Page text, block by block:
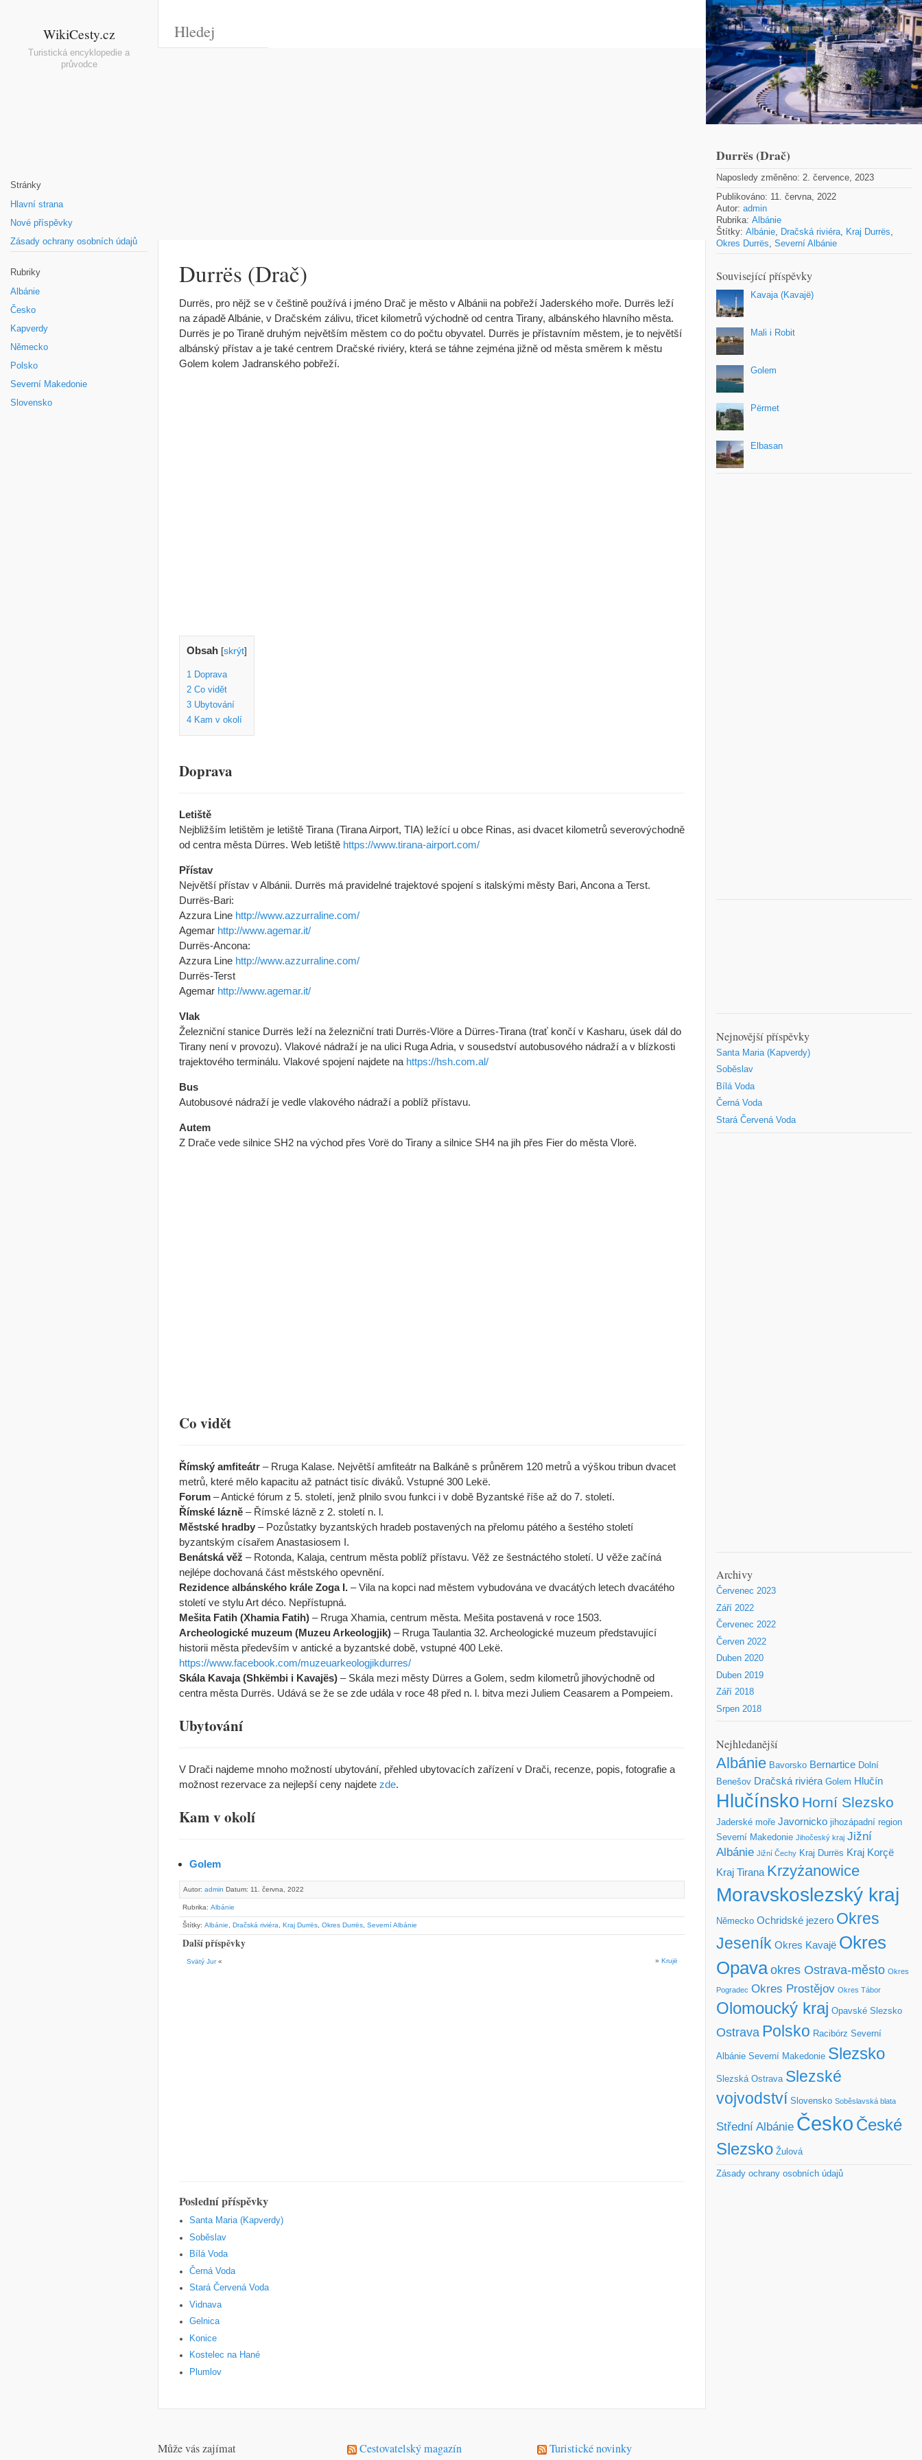
WikiCesty.cz
Turistická encyklopedie a
průvodce
Stránky
Hlavní strana
Nové příspěvky
Zásady ochrany osobních údajů
Rubriky
Albánie
Česko
Kapverdy
Německo
Polsko
Severní Makedonie
Slovensko
Durrës (Drač)
Durrës, pro nějž se v češtině používá i jméno Drač je město v Albánii na pobřeží Jaderského moře. Durrës leží
na západě Albánie, v Dračském zálivu, třicet kilometrů východně od centra Tirany, albánského hlavního města.
Durrës je po Tiraně druhým největším městem co do počtu obyvatel. Durrës je přístavním městem, je to největší
albánský přístav a je také centrem Dračské riviéry, která se táhne zejména jižně od města směrem k městu
Golem kolem Jadranského pobřeží.
Obsah [skrýt]
1 Doprava
2 Co vidět
3 Ubytování
4 Kam v okolí
Doprava
Letiště
Nejbližším letištěm je letiště Tirana (Tirana Airport, TIA) ležící u obce Rinas, asi dvacet kilometrů severovýchodně
od centra města Dürres. Web letiště https://www.tirana-airport.com/
Přístav
Největší přístav v Albánii. Durrës má pravidelné trajektové spojení s italskými městy Bari, Ancona a Terst.
Durrës-Bari:
Azzura Line http://www.azzurraline.com/
Agemar http://www.agemar.it/
Durrës-Ancona:
Azzura Line http://www.azzurraline.com/
Durrës-Terst
Agemar http://www.agemar.it/
Vlak
Železniční stanice Durrës leží na železniční trati Durrës-Vlöre a Dürres-Tirana (trať končí v Kasharu, úsek dál do
Tirany není v provozu). Vlakové nádraží je na ulici Ruga Adria, v sousedství autobusového nádraží a v blízkosti
trajektového terminálu. Vlakové spojení najdete na https://hsh.com.al/
Bus
Autobusové nádraží je vedle vlakového nádraží a poblíž přístavu.
Autem
Z Drače vede silnice SH2 na východ přes Vorë do Tirany a silnice SH4 na jih přes Fier do města Vlorë.
Co vidět
Římský amfiteátr – Rruga Kalase. Největší amfiteátr na Balkáně s průněrem 120 metrů a výškou tribun dvacet
metrů, které mělo kapacitu až patnáct tisíc diváků. Vstupné 300 Lekë.
Forum – Antické fórum z 5. století, jenž plnilo svou funkci i v době Byzantské říše až do 7. století.
Římské lázně – Římské lázně z 2. století n. l.
Městské hradby – Pozůstatky byzantských hradeb postavených na přelomu pátého a šestého století
byzantským císařem Anastasiosem I.
Benátská věž – Rotonda, Kalaja, centrum města poblíž přístavu. Věž ze šestnáctého století. U věže začíná
nejlépe dochovaná část městského opevnění.
Rezidence albánského krále Zoga I. – Vila na kopci nad městem vybudována ve dvacátých letech dvacátého
století ve stylu Art déco. Nepřístupná.
Mešita Fatih (Xhamia Fatih) – Rruga Xhamia, centrum města. Mešita postavená v roce 1503.
Archeologické muzeum (Muzeu Arkeologjik) – Rruga Taulantia 32. Archeologické muzeum představující
historii města především v antické a byzantské době, vstupné 400 Lekë.
https://www.facebook.com/muzeuarkeologjikdurres/
Skála Kavaja (Shkëmbi i Kavajës) – Skála mezi městy Dürres a Golem, sedm kilometrů jihovýchodně od
centra města Durrës. Udává se že se zde udála v roce 48 před n. l. bitva mezi Juliem Ceasarem a Pompeiem.
Ubytování
V Drači najdeme mnoho možností ubytování, přehled ubytovacích zařízení v Drači, recenze, popis, fotografie a
možnost rezervace za nejlepší ceny najdete zde.
Kam v okolí
Golem
Autor: admin Datum: 11. června, 2022
Rubrika: Albánie
Štítky: Albánie, Dračská riviéra, Kraj Durrës, Okres Durrës, Severní Albánie
Další příspěvky
Svätý Jur« » Krujë
Poslední příspěvky
Santa Maria (Kapverdy)
Soběslav
Bílá Voda
Černá Voda
Stará Červená Voda
Vidnava
Gelnica
Konice
Kostelec na Hané
Plumlov
Durrës (Drač)
Naposledy změněno: 2. července, 2023
Publikováno: 11. června, 2022
Autor: admin
Rubrika: Albánie
Štítky: Albánie Dračská riviéra Kraj Durrës
Okres Durrës
Severní Albánie
Související příspěvky
Kavaja (Kavajë)
Mali i Robit
Golem
Përmet
Elbasan
Nejnovější příspěvky
Santa Maria (Kapverdy)
Soběslav
Bílá Voda
Černá Voda
Stará Červená Voda
Archivy
Červenec 2023
Září 2022
Červenec 2022
Červen 2022
Duben 2020
Duben 2019
Září 2018
Srpen 2018
Nejhledanější
Albánie Bavorsko Bernartice Dolní
Benešov Dračská riviéra Golem Hlučín
Hlučínsko Horní Slezsko
Jaderské moře Javornicko jihozápadní region
Severní Makedonie Jihočeský kraj Jižní
Albánie Jižní Čechy Kraj Durrës Kraj Korçë
Kraj Tirana Krzyżanowice
Moravskoslezský kraj
Německo Ochridské jezero Okres
Jeseník Okres Kavajë Okres
Opava okres Ostrava-město Okres
Pogradec Okres Prostějov Okres Tábor
Olomoucký kraj Opavské Slezsko
Ostrava Polsko Racibórz Severní
Albánie Severní Makedonie Slezsko
Slezská Ostrava Slezské
vojvodství Slovensko Soběslavská blata
Střední Albánie Česko České
Slezsko Žulová
Zásady ochrany osobních údajů
Může vás zajímat Cestovatelský magazín Turistické novinky